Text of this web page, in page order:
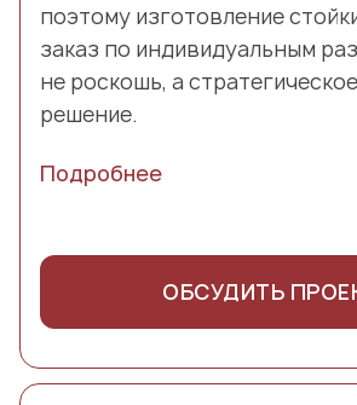
поэтому изготовление
заказ по индивидуальным
не роскошь, а
решение.
Подробнее
ОБСУДИТЬ